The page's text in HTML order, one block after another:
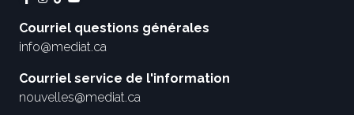
Courriel questions générales
info@mediat.ca
Courriel service de l'information
nouvelles@mediat.ca